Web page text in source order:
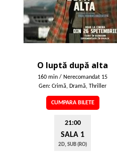
O luptă după alta
160 min / Nerecomandat 15
Gen: Crimă, Dramă, Thriller
CUMPARA BILETE
21:00
SALA 1
2D, SUB (RO)